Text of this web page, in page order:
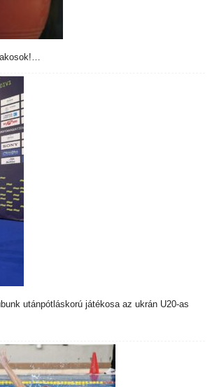
utánpótláskorú játékosa az ukrán U20-as